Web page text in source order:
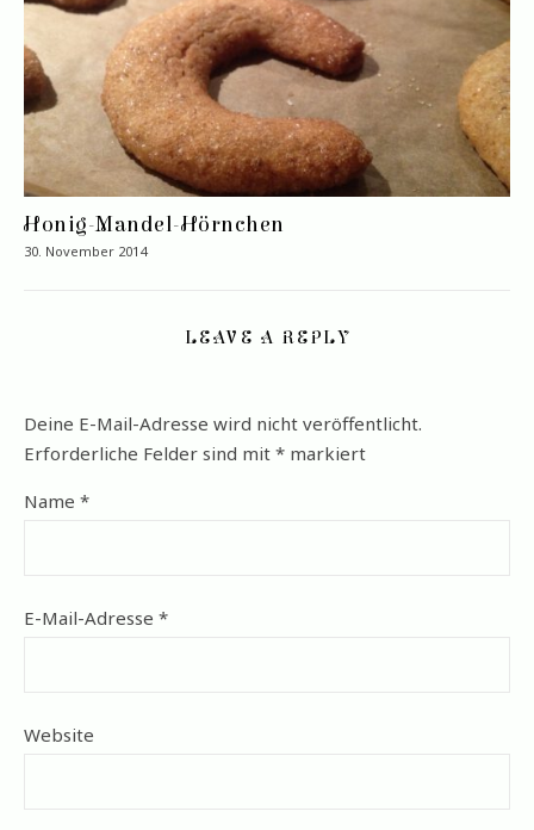
Honig-Mandel-Hörnchen
30. November 2014
LEAVE A REPLY
Deine E-Mail-Adresse wird nicht veröffentlicht.
Erforderliche Felder sind mit * markiert
Name *
E-Mail-Adresse *
Website